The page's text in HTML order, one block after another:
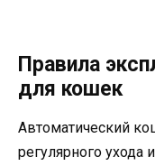
Правила
для кошек
Автоматический
регулярного ухода